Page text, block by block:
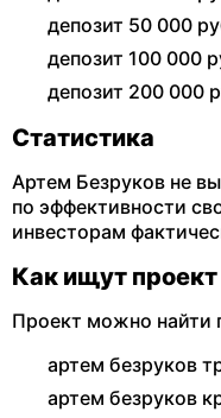
депозит 50 000
депозит 100 000
депозит 200 000
Статистика
Артем Безруков не
по эффективности
инвесторам
Как ищут проект
Проект можно найти
артем безруков
артем безруков